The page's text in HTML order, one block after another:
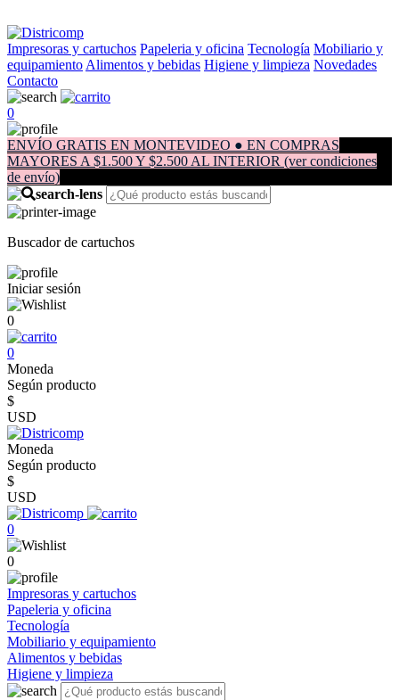
Impresoras y cartuchos Papeleria y oficina Tecnología Mobiliario y
equipamiento Alimentos y bebidas Higiene y limpieza Novedades
Contacto
0
ENVÍO GRATIS EN MONTEVIDEO ● EN COMPRAS
MAYORES A $1.500 Y $2.500 AL INTERIOR (ver condiciones
de envío)
Buscador de cartuchos
Iniciar sesión
0
0
Moneda
Según producto
$
USD
Moneda
Según producto
$
USD
0
0
Impresoras y cartuchos
Papeleria y oficina
Tecnología
Mobiliario y equipamiento
Alimentos y bebidas
Higiene y limpieza